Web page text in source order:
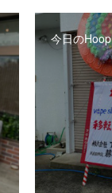
今日のHoop